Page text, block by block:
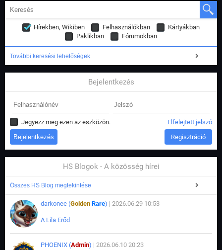
Hírekben, Wikiben Felhasználókban
Kártyákban
Paklikban
Fórumokban
További keresési lehetőségek
Bejelentkezés
Jegyezz meg ezen az eszközön. Elfelejtett jelszó
Regisztráció
HS Blogok - A közösség hírei
Összes HS Blog megtekintése
darkonee (Golden Rare) | 2026.06.29 10:53
A Lila Erőd
PHOENIX (Admin) | 2026.06.10 20:23